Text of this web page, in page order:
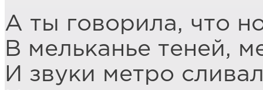
А ты говорила, что
В мельканье теней,
И звуки метро